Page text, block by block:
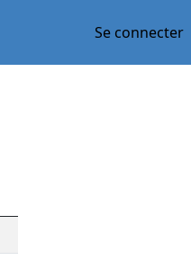
Se connecter